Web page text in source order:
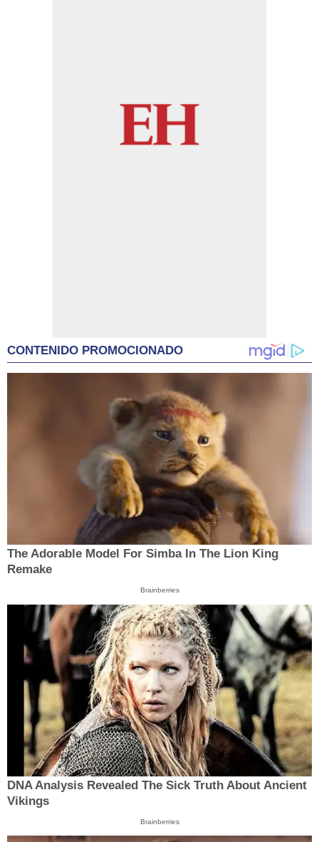
CONTENIDO PROMOCIONADO
The Adorable Model For Simba In The Lion King
Remake
Brainberries
DNA Analysis Revealed The Sick Truth About Ancient
Vikings
Brainberries